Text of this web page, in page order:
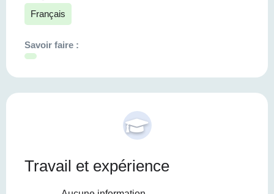
Français
Savoir faire :
Travail et expérience